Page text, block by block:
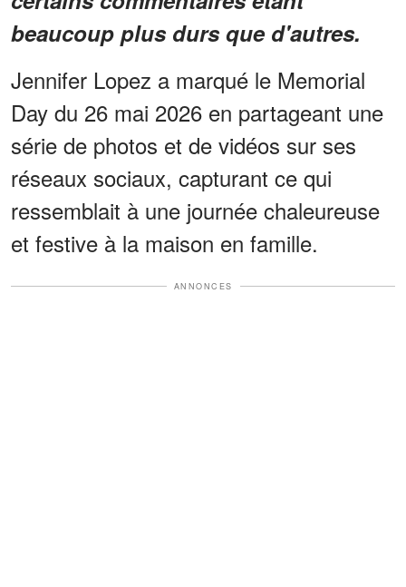
beaucoup plus durs que d'autres.
Jennifer Lopez a marqué le Memorial
Day du 26 mai 2026 en partageant une
série de photos et de vidéos sur ses
réseaux sociaux, capturant ce qui
ressemblait à une journée chaleureuse
et festive à la maison en famille.
ANNONCES